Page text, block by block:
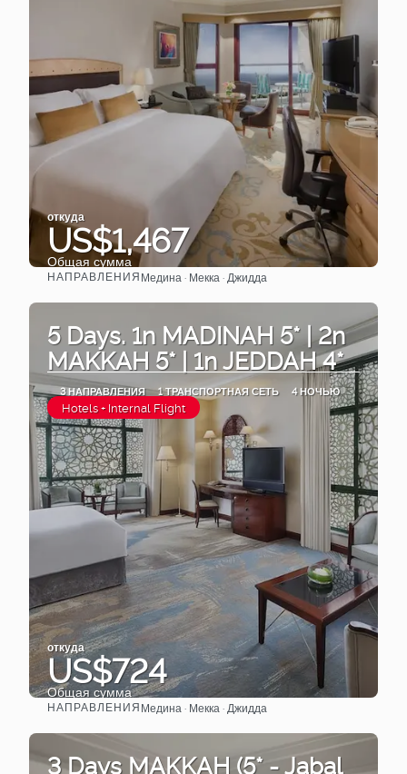
откуда
US$1,467
Общая сумма
Видеть
НАПРАВЛЕНИЯМедина · Мекка · Джидда
5 Days. 1n MADINAH 5* | 2n
MAKKAH 5* | 1n JEDDAH 4*
3 НАПРАВЛЕНИЯ 1 ТРАНСПОРТНАЯ СЕТЬ 4 НОЧЬЮ
Hotels + Internal Flight
откуда
US$724
Общая сумма
Видеть
НАПРАВЛЕНИЯМедина · Мекка · Джидда
3 Days MAKKAH (5* - Jabal